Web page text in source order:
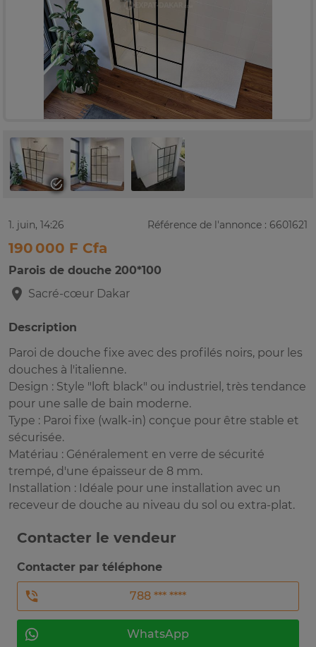
1. juin, 14:26 Référence de l'annonce : 6601621
190 000 F Cfa
Parois de douche 200*100
Sacré-cœur Dakar
Description
Paroi de douche fixe avec des profilés noirs, pour les
douches à l'italienne.
Design : Style "loft black" ou industriel, très tendance
pour une salle de bain moderne.
Type : Paroi fixe (walk-in) conçue pour être stable et
sécurisée.
Matériau : Généralement en verre de sécurité
trempé, d'une épaisseur de 8 mm.
Installation : Idéale pour une installation avec un
receveur de douche au niveau du sol ou extra-plat.
Contacter le vendeur
Contacter par téléphone
788 *** ****
WhatsApp